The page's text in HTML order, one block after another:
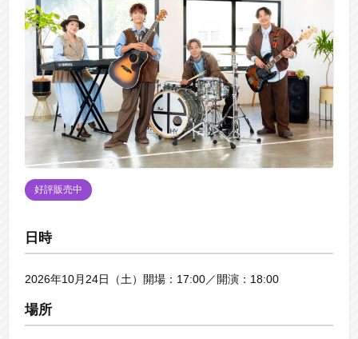
好評販売中
日時
2026年10月24日（土）開場：17:00／開演：18:00
場所